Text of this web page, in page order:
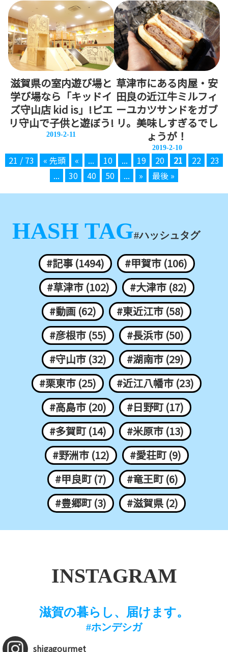
滋賀県の室内遊び場と
学び場なら「キッドイ
ズ守山店 kid is」!ピエ
リ守山で子供と遊ぼう!
2019-2-11
草津市にある肉屋・安
田良の近江牛ミルフィ
ーユカツサンドをガブ
リ。美味しすぎるでし
ょうが！
2019-2-10
21 / 73 « 先頭 « ... 10 ... 19 20 21 22
23
...
30 40 50 ... » 最後 »
HASH TAG#ハッシュタグ
#記事 (1494)
#甲賀市 (106)
#草津市 (102)
#大津市 (82)
#動画 (62)
#東近江市 (58)
#彦根市 (55)
#長浜市 (50)
#守山市 (32)
#湖南市 (29)
#栗東市 (25)
#近江八幡市 (23)
#高島市 (20)
#日野町 (17)
#多賀町 (14)
#米原市 (13)
#野洲市 (12)
#愛荘町 (9)
#甲良町 (7)
#竜王町 (6)
#豊郷町 (3)
#滋賀県 (2)
INSTAGRAM
滋賀の暮らし、届けます。
#ホンデシガ
shigagourmet